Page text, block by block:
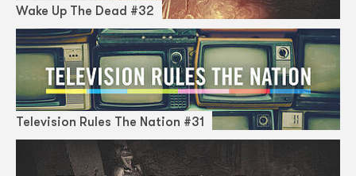
Wake Up The Dead #32
Television Rules The Nation #31